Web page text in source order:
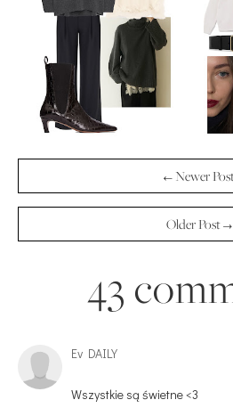
← Newer
Older Post →
43
Ev DAILY
Wszystkie są świetne <3